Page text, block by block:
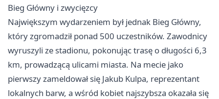
Bieg Główny i zwycięzcy
Największym wydarzeniem był jednak Bieg Główny,
który zgromadził ponad 500 uczestników. Zawodnicy
wyruszyli ze stadionu, pokonując trasę o długości 6,3
km, prowadzącą ulicami miasta. Na mecie jako
pierwszy zameldował się Jakub Kulpa, reprezentant
lokalnych barw, a wśród kobiet najszybsza okazała się